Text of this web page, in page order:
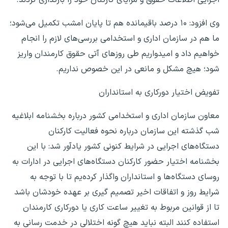
وی افزود: ۱۰ درصد باقیمانده هم تا پایان امشب تکمیل می‌شود؛
ما هم در سازمان اداری و استخدامی بررسی‌های لازم را انجام
خواهیم داد و امیدواریم طی روزهای آتی حقوق کارمندان واریز
شود؛ هیچ مشکل و مانعی در این خصوص نداریم.
تفویض اختیار دورکاری به استانداران
معاون سازمان اداری و استخدامی کشور درباره بخشنامه ابلاغیه
شب گذشته این سازمان درباره نحوه فعالیت کارکنان
دستگاه‌های اجرایی در شرایط کنونی کشور یادآور شد: با این
بخشنامه‌ اختیار حضور کارکنان دستگاه‌های اجرایی در ادارات به
روسای دستگاه‌ها و استانداران واگذار کرده‌یم تا با توجه به
شرایط روز و اتفاقات اخیر تصمیم گیری بر عهده خودشان باشد
تا از قوانین مربوط به تغییر ساعت کاری یا دورکاری کارمندان
استفاده کنند البته نباید هیچ گونه اختلالی در خدمت رسانی به